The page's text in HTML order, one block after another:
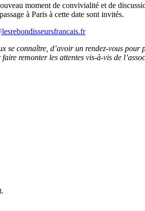
moment de convivialité et de
à Paris à cette date sont invités.
connaître, d’avoir un rendez-vous
remonter les attentes vis-à-vis de